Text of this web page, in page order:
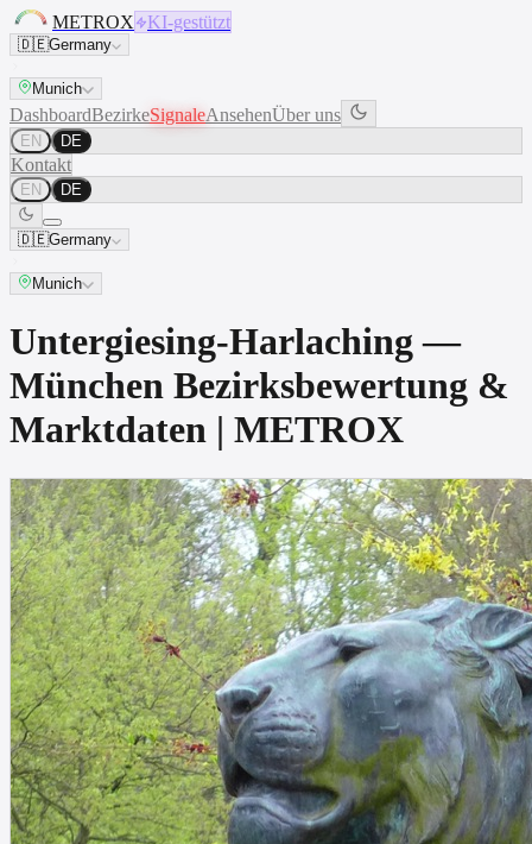
METROX KI-gestützt
🇩🇪Germany
Munich
DashboardBezirkeSignaleAnsehenÜber uns
EN DE
Kontakt
EN DE
🇩🇪Germany
Munich
Untergiesing-Harlaching —
München Bezirksbewertung &
Marktdaten | METROX